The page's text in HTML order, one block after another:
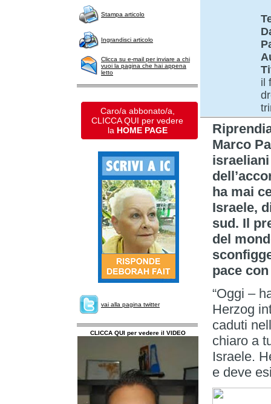
Stampa articolo
Ingrandisci articolo
Clicca su e-mail per inviare a chi
vuoi la pagina che hai appena
letto
Caro/a abbonato/a,
CLICCA QUI per vedere
la HOME PAGE
vai alla pagina twitter
CLICCA QUI per vedere il VIDEO
il
Marco
ha mai
Israele,
sud. Il
del
pace
“Oggi –
Herzog
caduti
chiaro a
Israele.
e deve